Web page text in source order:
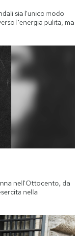
sia l'unico modo
l'energia pulita, ma
nell'Ottocento, da
nella